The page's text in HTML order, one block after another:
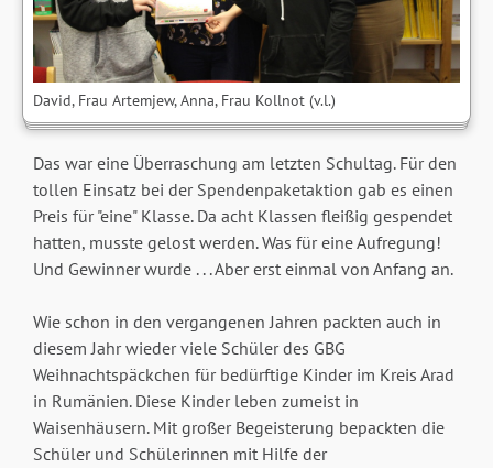
David, Frau Artemjew, Anna, Frau Kollnot (v.l.)
Das war eine Überraschung am letzten Schultag. Für den
tollen Einsatz bei der Spendenpaketaktion gab es einen
Preis für "eine" Klasse. Da acht Klassen fleißig gespendet
hatten, musste gelost werden. Was für eine Aufregung!
Und Gewinner wurde . . . Aber erst einmal von Anfang an.
Wie schon in den vergangenen Jahren packten auch in
diesem Jahr wieder viele Schüler des GBG
Weihnachtspäckchen für bedürftige Kinder im Kreis Arad
in Rumänien. Diese Kinder leben zumeist in
Waisenhäusern. Mit großer Begeisterung bepackten die
Schüler und Schülerinnen mit Hilfe der